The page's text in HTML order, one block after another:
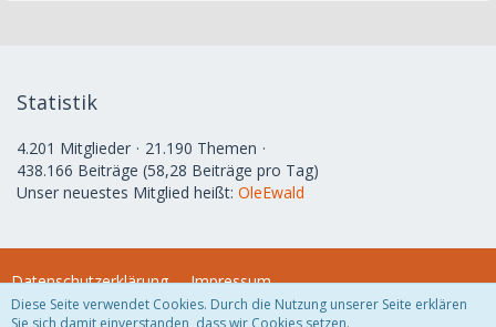
Statistik
4.201 Mitglieder
21.190 Themen
438.166 Beiträge (58,28 Beiträge pro Tag)
Unser neuestes Mitglied heißt: OleEwald
Datenschutzerklärung Impressum
Diese Seite verwendet Cookies. Durch die Nutzung unserer Seite erklären
Sie sich damit einverstanden, dass wir Cookies setzen.